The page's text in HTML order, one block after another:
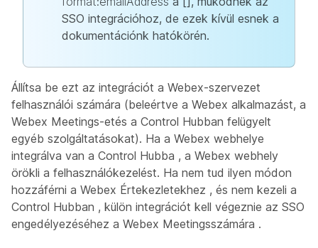
SSO integrációhoz, de ezek kívül esnek a
dokumentációnk hatókörén.
Állítsa be ezt az integrációt a Webex-szervezet
felhasználói számára (beleértve a Webex alkalmazást, a
Webex Meetings-etés a Control Hubban felügyelt
egyéb szolgáltatásokat). Ha a Webex webhelye
integrálva van a Control Hubba , a Webex webhely
örökli a felhasználókezelést. Ha nem tud ilyen módon
hozzáférni a Webex Értekezletekhez , és nem kezeli a
Control Hubban , külön integrációt kell végeznie az SSO
engedélyezéséhez a Webex Meetingsszámára .